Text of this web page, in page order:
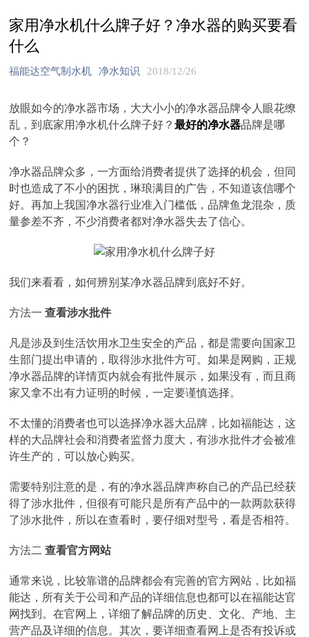
家用净水机什么牌子好？净水器的购买要看
什么
福能达空气制水机 净水知识 2018/12/26
放眼如今的净水器市场，大大小小的净水器品牌令人眼花缭
乱，到底家用净水机什么牌子好？最好的净水器品牌是哪
个？
净水器品牌众多，一方面给消费者提供了选择的机会，但同
时也造成了不小的困扰，琳琅满目的广告，不知道该信哪个
好。再加上我国净水器行业准入门槛低，品牌鱼龙混杂，质
量参差不齐，不少消费者都对净水器失去了信心。
我们来看看，如何辨别某净水器品牌到底好不好。
方法一查看涉水批件
凡是涉及到生活饮用水卫生安全的产品，都是需要向国家卫
生部门提出申请的，取得涉水批件方可。如果是网购，正规
净水器品牌的详情页内就会有批件展示，如果没有，而且商
家又拿不出有力证明的时候，一定要谨慎选择。
不太懂的消费者也可以选择净水器大品牌，比如福能达，这
样的大品牌社会和消费者监督力度大，有涉水批件才会被准
许生产的，可以放心购买。
需要特别注意的是，有的净水器品牌声称自己的产品已经获
得了涉水批件，但很有可能只是所有产品中的一款两款获得
了涉水批件，所以在查看时，要仔细对型号，看是否相符。
方法二查看官方网站
通常来说，比较靠谱的品牌都会有完善的官方网站，比如福
能达，所有关于公司和产品的详细信息也都可以在福能达官
网找到。在官网上，详细了解品牌的历史、文化、产地、主
营产品及详细的信息。其次，要详细查看网上是否有投诉或